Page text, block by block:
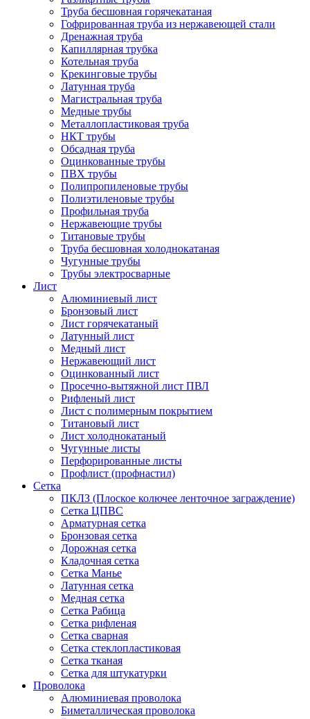
Труба бесшовная горячекатаная
Гофрированная труба из нержавеющей стали
Дренажная труба
Капиллярная трубка
Котельная труба
Крекинговые трубы
Латунная труба
Магистральная труба
Медные трубы
Металлопластиковая труба
НКТ трубы
Обсадная труба
Оцинкованные трубы
ПВХ трубы
Полипропиленовые трубы
Полиэтиленовые трубы
Профильная труба
Нержавеющие трубы
Титановые трубы
Труба бесшовная холоднокатаная
Чугунные трубы
Трубы электросварные
Лист
Алюминиевый лист
Бронзовый лист
Лист горячекатаный
Латунный лист
Медный лист
Нержавеющий лист
Оцинкованный лист
Просечно-вытяжной лист ПВЛ
Рифленый лист
Лист с полимерным покрытием
Титановый лист
Лист холоднокатаный
Чугунные листы
Перфорированные листы
Профлист (профнастил)
Сетка
ПКЛЗ (Плоское колючее ленточное заграждение)
Сетка ЦПВС
Арматурная сетка
Бронзовая сетка
Дорожная сетка
Кладочная сетка
Сетка Манье
Латунная сетка
Медная сетка
Сетка Рабица
Сетка рифленая
Сетка сварная
Сетка стеклопластиковая
Сетка тканая
Сетка для штукатурки
Проволока
Алюминиевая проволока
Биметаллическая проволока